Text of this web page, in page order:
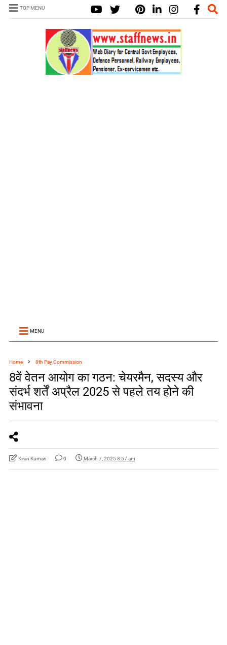
TOP MENU
MENU
Home 8th Pay Commission
8वें वेतन आयोग का गठन: चेयरमैन, सदस्‍य और
संदर्भ शर्तें अप्रैल 2025 से पहले तय होने की
संभावना
Kiran Kumari 0 March 7, 2025 8:57 am